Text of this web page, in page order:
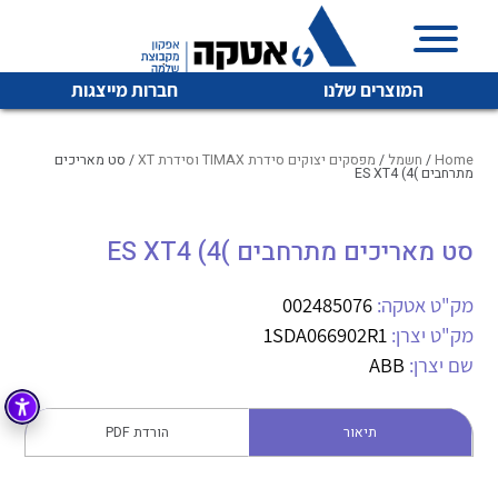
המוצרים שלנו חברות מייצגות
איכות | שרות | זמינות
והפצה של מוצרי
מיתוג, בקרה , ואינסטלציה חשמלית ופעילה ב7 תחומים:
חשמל מיתוג ואינסטלציה חשמלית
בקרה
זיווד
לכל מוצרי היצרן לכל מוצרי היצרן
לכל מוצרי היצרן לכל מוצרי היצרן
Home
/ חשמל / מפסקים יצוקים סידרת TIMAX וסידרת XT / סט מאריכים
מתרחבים )ES XT4 (4
סט מאריכים מתרחבים )ES XT4 (4
מק"ט אטקה: 002485076
מק"ט יצרן: 1SDA066902R1
שם יצרן: ABB
תיאור הורדת PDF